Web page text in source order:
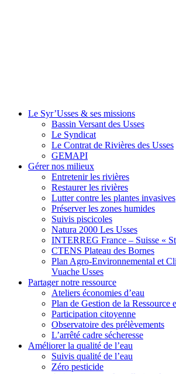
Le Syr’Usses & ses missions
Bassin Versant des Usses
Le Syndicat
Le Contrat de Rivières des Usses
GEMAPI
Gérernos milieux
Entretenir les rivières
Restaurer les rivières
Lutter contre les plantes invasives
Préserver les zones humides
Suivis piscicoles
Natura 2000 Les Usses
INTERREG France – Suisse «
CTENS Plateau des Bornes
Plan Agro-Environnemental et
Vuache Usses
Partagernotre ressource
Ateliers économies d’eau
Plan de Gestion de la Ressource
Participation citoyenne
Observatoire des prélèvements
L’arrêté cadre sécheresse
Améliorerla qualité de l’eau
Suivis qualité de l’eau
Zéro pesticide